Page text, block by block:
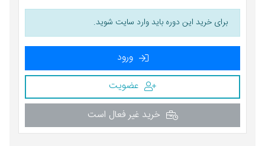
برای خرید این دوره باید وارد سایت شوید.
ورود
عضویت
خرید غیر فعال است